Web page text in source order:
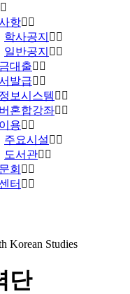
항
학사공지
일반공지
대출
발급
보시스템
혼합강좌
용
주요시설
도서관
회
터
Korean Studies
단